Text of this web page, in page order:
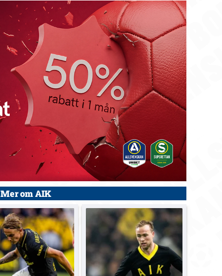
Mer om AIK